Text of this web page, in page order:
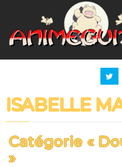
ISABELLE
Catégorie «
»
Panneau de gestion des cookies